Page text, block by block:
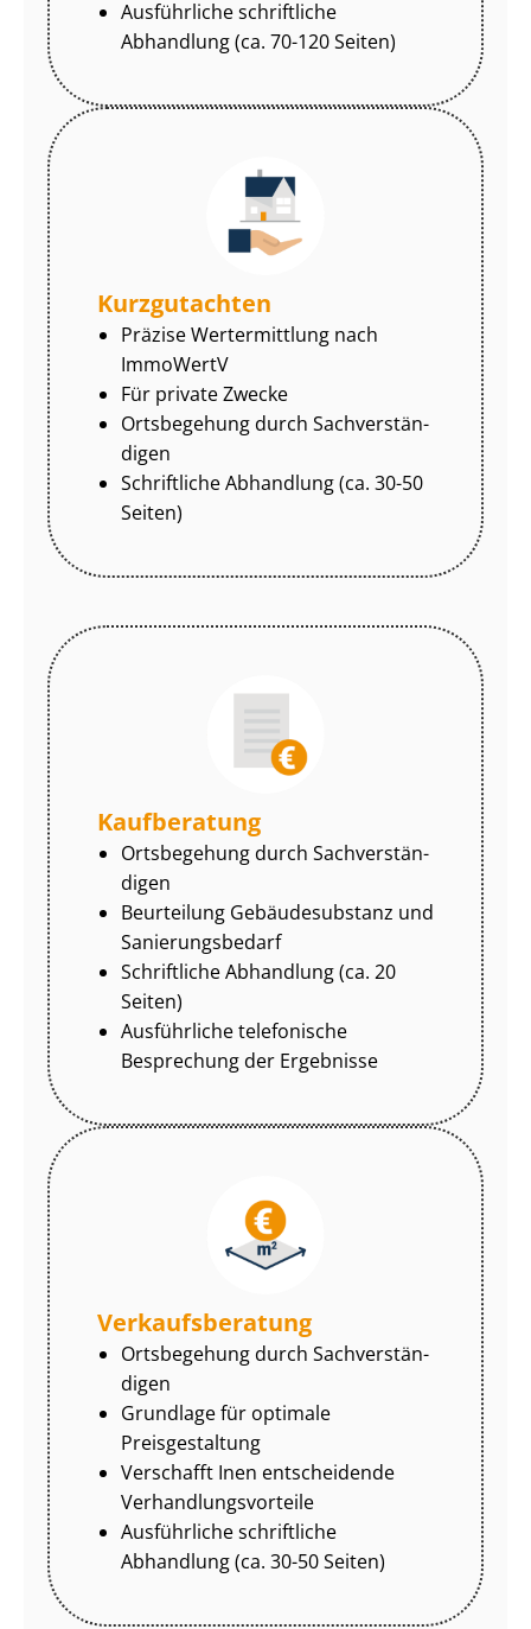
Ausführliche schriftliche
Abhandlung (ca. 70-120 Seiten)
Kurzgutachten
Präzise Wertermittlung nach
ImmoWertV
Für private Zwecke
Ortsbegehung durch Sach­ver­stän­
di­gen
Schriftliche Abhandlung (ca. 30-50
Seiten)
Kaufberatung
Ortsbegehung durch Sach­ver­stän­
di­gen
Beurteilung Gebäudesubstanz und
Sa­nie­rungs­be­darf
Schriftliche Abhandlung (ca. 20
Seiten)
Ausführliche telefonische
Besprechung der Ergebnisse
Ver­kaufs­be­ra­tung
Ortsbegehung durch Sach­ver­stän­
di­gen
Grundlage für optimale
Preisgestaltung
Verschafft Inen entscheidende
Ver­hand­lungs­vor­tei­le
Ausführliche schriftliche
Abhandlung (ca. 30-50 Seiten)